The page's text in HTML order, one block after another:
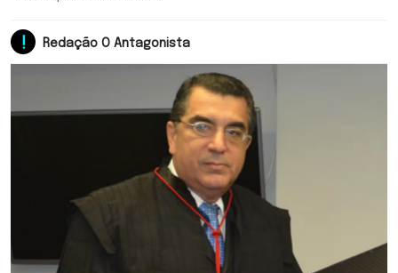
Redação O Antagonista